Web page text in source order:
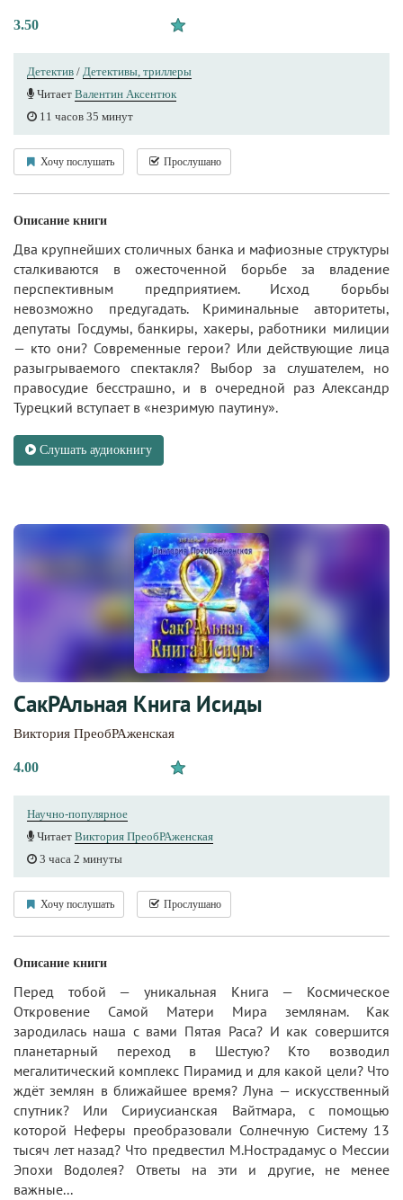
3.50
Детектив / Детективы, триллеры
Читает Валентин Аксентюк
11 часов 35 минут
Хочу послушать Прослушано
Описание книги
Два крупнейших столичных банка и мафиозные структуры
сталкиваются в ожесточенной борьбе за владение
перспективным предприятием. Исход борьбы
невозможно предугадать. Криминальные авторитеты,
депутаты Госдумы, банкиры, хакеры, работники милиции
— кто они? Современные герои? Или действующие лица
разыгрываемого спектакля? Выбор за слушателем, но
правосудие бесстрашно, и в очередной раз Александр
Турецкий вступает в «незримую паутину».
Слушать аудиокнигу
СакРАльная Книга Исиды
Виктория ПреобРАженская
4.00
Научно-популярное
Читает Виктория ПреобРАженская
3 часа 2 минуты
Хочу послушать Прослушано
Описание книги
Перед тобой — уникальная Книга — Космическое
Откровение Самой Матери Мира землянам. Как
зародилась наша с вами Пятая Раса? И как совершится
планетарный переход в Шестую? Кто возводил
мегалитический комплекс Пирамид и для какой цели? Что
ждёт землян в ближайшее время? Луна — искусственный
спутник? Или Сириусианская Вайтмара, с помощью
которой Неферы преобразовали Солнечную Систему 13
тысяч лет назад? Что предвестил М.Нострадамус о Мессии
Эпохи Водолея? Ответы на эти и другие, не менее
важные...